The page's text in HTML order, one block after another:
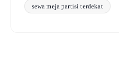
sewa meja partisi terdekat